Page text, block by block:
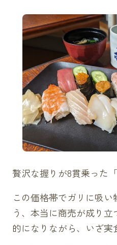
贅沢な握りが8貫乗った
この価格帯でガリに吸
う、本当に商売が成り
的になりながら、いざ実